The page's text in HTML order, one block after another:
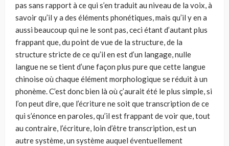
pas sans rapport à ce qui s’en traduit au niveau de la voix, à
savoir qu’il y a des éléments phonétiques, mais qu’il y en a
aussi beaucoup qui ne le sont pas, ceci étant d’autant plus
frappant que, du point de vue de la structure, de la
structure stricte de ce qu’il en est d’un langage, nulle
langue ne se tient d’une façon plus pure que cette langue
chinoise où chaque élément morphologique se réduit à un
phonème. C’est donc bien là où ç’aurait été le plus simple, si
l’on peut dire, que l’écriture ne soit que transcription de ce
qui s’énonce en paroles, qu’il est frappant de voir que, tout
au contraire, l’écriture, loin d’être transcription, est un
autre système, un système auquel éventuellement